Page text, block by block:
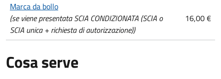
Marca da bollo
(se viene presentata SCIA CONDIZIONATA (SCIA o
SCIA unica + richiesta di autorizzazione))
16,00 €
Cosa serve